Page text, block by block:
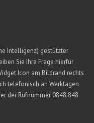
Intelligenz) gestützter
Sie Ihre Frage hierfür
Icon am Bildrand rechts
telefonisch an Werktagen
der Rufnummer 0848 848